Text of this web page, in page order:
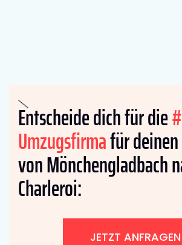
Entscheide dich für die
Umzugsfirmafür
von Mönchengladbach
Charleroi:
JETZT ANFRAGEN